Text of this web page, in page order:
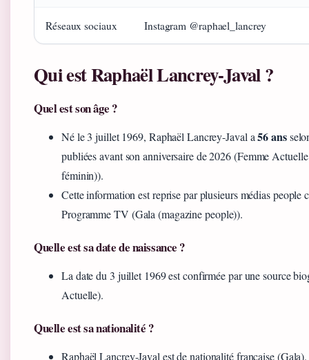
Réseaux sociaux Instagram @raphael_lancrey
Qui est Raphaël Lancrey-Javal ?
Quel est son âge ?
Né le 3 juillet 1969, Raphaël Lancrey-Javal a56 ans
publiées avant son anniversaire de 2026 (Femme
féminin)).
Cette information est reprise par plusieurs médias people
Programme TV (Gala (magazine people)).
Quelle est sa date de naissance ?
La date du 3 juillet 1969 est confirmée par une source
Actuelle).
Quelle est sa nationalité ?
Raphaël Lancrey-Javal est de nationalité française (Gala).